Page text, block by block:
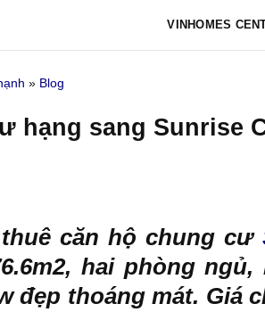
VINHOMES
» Blog
hạng sang Sunrise
căn hộ chung cư
hai phòng
đẹp thoáng mát. Giá